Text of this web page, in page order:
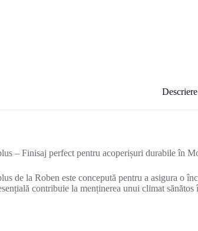
Descriere
– Finisaj perfect pentru acoperișuri durabile în
de la Roben este concepută pentru a asigura o
contribuie la menținerea unui climat